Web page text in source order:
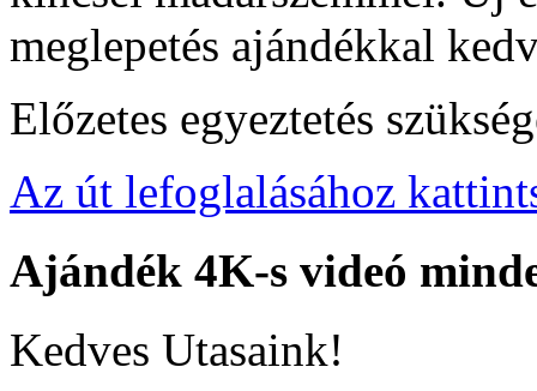
meglepetés ajándékkal
Előzetes egyeztetés
Az út lefoglalásához
Ajándék 4K-s videó
Kedves Utasaink!